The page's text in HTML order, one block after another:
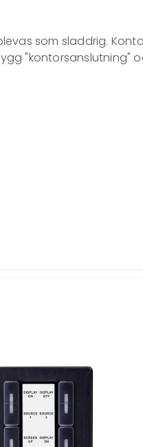
som sladdrig.
"kontorsanslutning"